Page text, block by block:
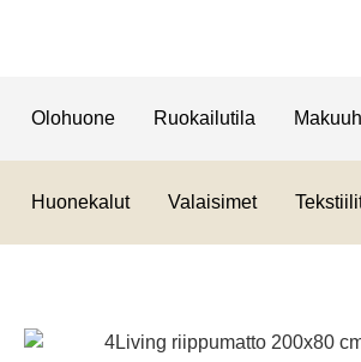
Olohuone Ruokailutila
Huonekalut Valaisimet